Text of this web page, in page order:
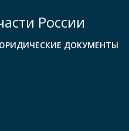
России
ДОКУМЕНТЫ